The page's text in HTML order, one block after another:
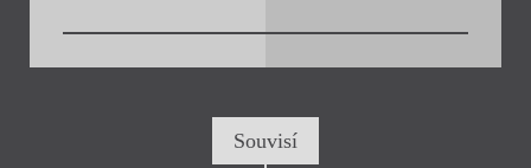
Souvisí